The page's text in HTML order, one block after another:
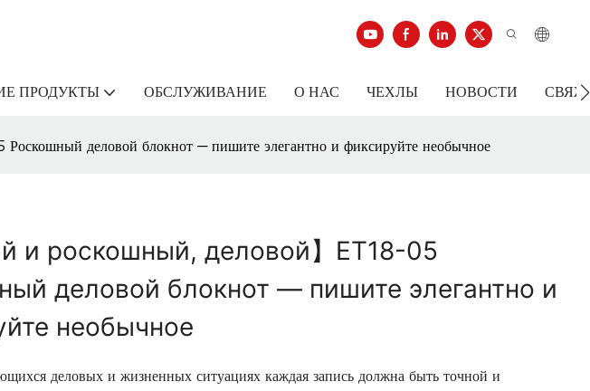
ПРОДУКТЫ ОБСЛУЖИВАНИЕ О НАС ЧЕХЛЫ НОВОСТИ
деловой блокнот — пишите элегантно и фиксируйте необычное
и роскошный, деловой】ET18-05
деловой блокнот — пишите элегантно и
необычное
деловых и жизненных ситуациях каждая запись должна быть точной и